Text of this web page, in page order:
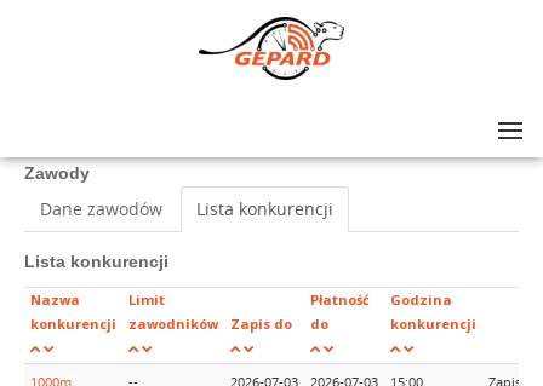
Zawody
Dane zawodów Lista konkurencji
Lista konkurencji
Nazwa
konkurencji
Limit
zawodników
Zapis do
Płatność
do
Godzina
konkurencji
1000m -- 2026-07-03 2026-07-03 15:00 Zapisy